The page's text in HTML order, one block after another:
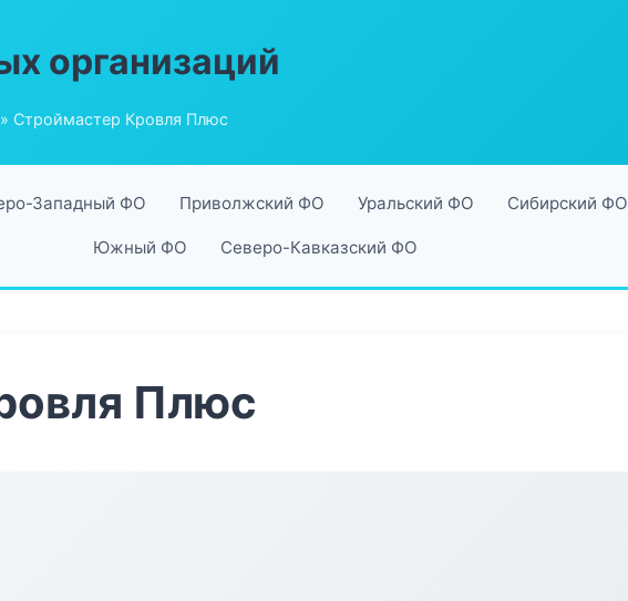
организаций
» Строймастер Кровля Плюс
Западный ФО Приволжский ФО Уральский ФО Сибирский ФО
Южный ФО Северо-Кавказский ФО
Плюс